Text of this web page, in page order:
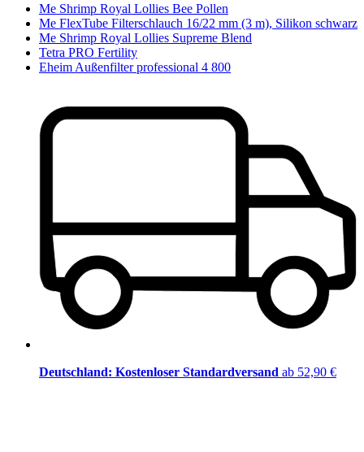
Me Shrimp Royal Lollies Bee Pollen
Me FlexTube Filterschlauch 16/22 mm (3 m), Silikon schwarz
Me Shrimp Royal Lollies Supreme Blend
Tetra PRO Fertility
Eheim Außenfilter professional 4 800
Deutschland: Kostenloser Standardversand ab 52,90 €